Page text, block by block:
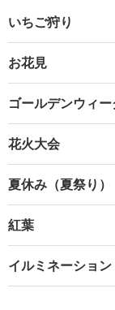
いちご狩り
お花見
ゴールデンウィー
花火大会
夏休み（夏祭り）
紅葉
イルミネーション